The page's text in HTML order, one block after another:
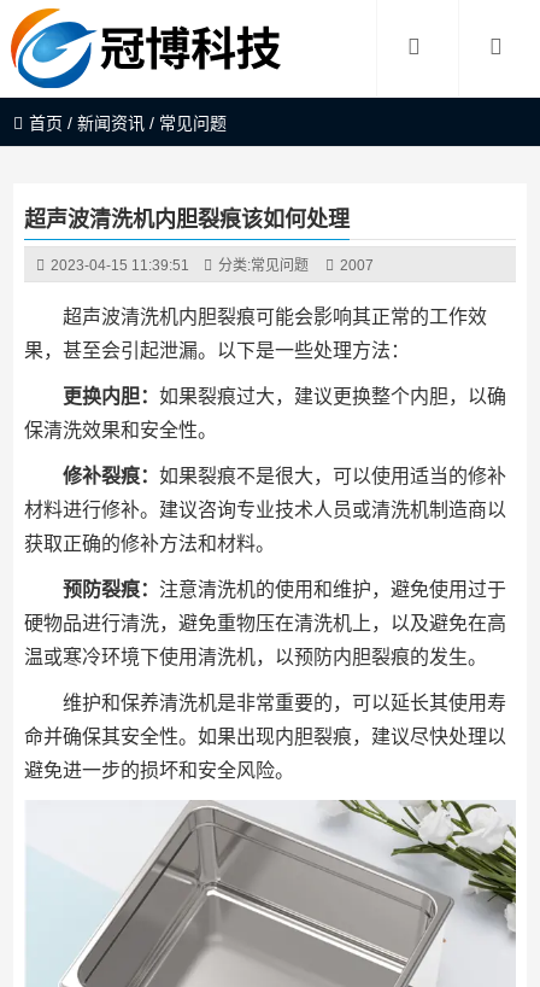
首页 /新闻资讯 / 常见问题
超声波清洗机内胆裂痕该如何处理
2023-04-15 11:39:51 分类:常见问题 2007
超声波清洗机内胆裂痕可能会影响其正常的工作效
果，甚至会引起泄漏。以下是一些处理方法：
更换内胆： 如果裂痕过大，建议更换整个内胆，以确
保清洗效果和安全性。
修补裂痕： 如果裂痕不是很大，可以使用适当的修补
材料进行修补。建议咨询专业技术人员或清洗机制造商以
获取正确的修补方法和材料。
预防裂痕： 注意清洗机的使用和维护，避免使用过于
硬物品进行清洗，避免重物压在清洗机上，以及避免在高
温或寒冷环境下使用清洗机，以预防内胆裂痕的发生。
维护和保养清洗机是非常重要的，可以延长其使用寿
命并确保其安全性。如果出现内胆裂痕，建议尽快处理以
避免进一步的损坏和安全风险。